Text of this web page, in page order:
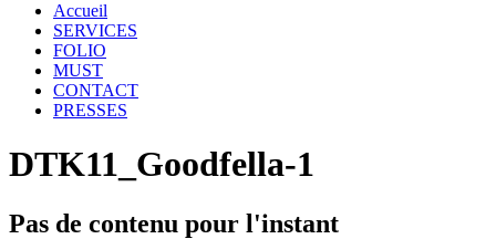
Accueil
SERVICES
FOLIO
MUST
CONTACT
PRESSES
DTK11_Goodfella-1
Pas de contenu pour l'instant